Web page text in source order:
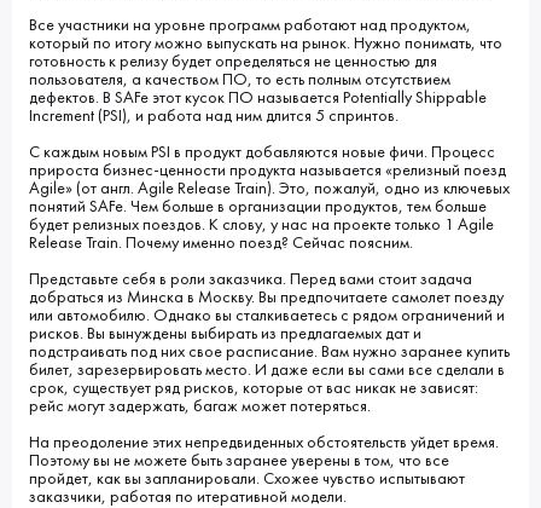
Все участники на уровне программ работают над продуктом,
который по итогу можно выпускать на рынок. Нужно понимать, что
готовность к релизу будет определяться не ценностью для
пользователя, а качеством ПО, то есть полным отсутствием
дефектов. В SAFe этот кусок ПО называется Potentially Shippable
Increment (PSI), и работа над ним длится 5 спринтов.
С каждым новым PSI в продукт добавляются новые фичи. Процесс
прироста бизнес-ценности продукта называется «релизный поезд
Agile» (от англ. Agile Release Train). Это, пожалуй, одно из ключевых
понятий SAFe. Чем больше в организации продуктов, тем больше
будет релизных поездов. К слову, у нас на проекте только 1 Agile
Release Train. Почему именно поезд? Сейчас поясним.
Представьте себя в роли заказчика. Перед вами стоит задача
добраться из Минска в Москву. Вы предпочитаете самолет поезду
или автомобилю. Однако вы сталкиваетесь с рядом ограничений и
рисков. Вы вынуждены выбирать из предлагаемых дат и
подстраивать под них свое расписание. Вам нужно заранее купить
билет, зарезервировать место. И даже если вы сами все сделали в
срок, существует ряд рисков, которые от вас никак не зависят:
рейс могут задержать, багаж может потеряться.
На преодоление этих непредвиденных обстоятельств уйдет время.
Поэтому вы не можете быть заранее уверены в том, что все
пройдет, как вы запланировали. Схожее чувство испытывают
заказчики, работая по итеративной модели.